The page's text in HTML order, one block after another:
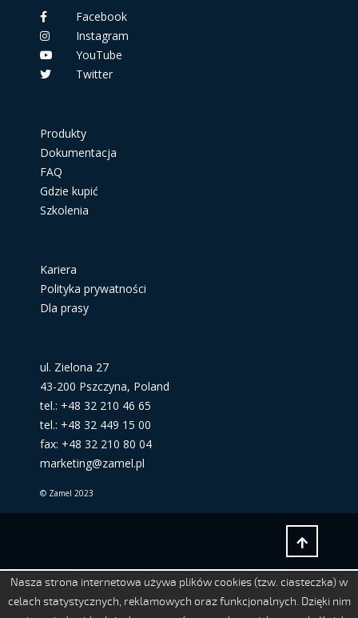
Facebook
Instagram
YouTube
Twitter
Produkty
Dokumentacja
FAQ
Gdzie kupić
Szkolenia
Kariera
Polityka prywatności
Dla prasy
ul. Zielona 27
43-200 Pszczyna, Poland
tel.: +48 32 210 46 65
tel.: +48 32 449 15 00
fax: +48 32 210 80 04
marketing@zamel.pl
© Zamel 2023
Nasza strona internetowa używa plików cookies (tzw. ciasteczka) w
celach statystycznych, reklamowych oraz funkcjonalnych. Dzięki nim